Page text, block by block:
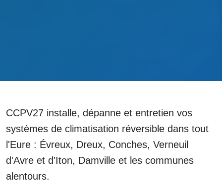
CCPV27 installe, dépanne et entretien vos
systèmes de climatisation réversible dans tout
l'Eure : Évreux, Dreux, Conches, Verneuil
d'Avre et d'Iton, Damville et les communes
alentours.